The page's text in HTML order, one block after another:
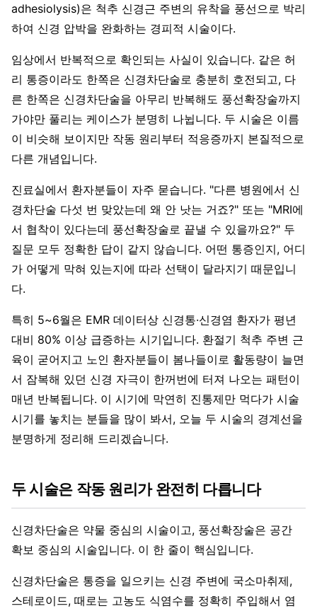
adhesiolysis)은 척추 신경근 주변의 유착을 풍선으로 박리
하여 신경 압박을 완화하는 경피적 시술이다.
임상에서 반복적으로 확인되는 사실이 있습니다. 같은 허
리 통증이라도 한쪽은 신경차단술로 충분히 호전되고, 다
른 한쪽은 신경차단술을 아무리 반복해도 풍선확장술까지
가야만 풀리는 케이스가 분명히 나뉩니다. 두 시술은 이름
이 비슷해 보이지만 작동 원리부터 적응증까지 본질적으로
다른 개념입니다.
진료실에서 환자분들이 자주 묻습니다. "다른 병원에서 신
경차단술 다섯 번 맞았는데 왜 안 낫는 거죠?" 또는 "MRI에
서 협착이 있다는데 풍선확장술로 끝낼 수 있을까요?" 두
질문 모두 정확한 답이 같지 않습니다. 어떤 통증인지, 어디
가 어떻게 막혀 있는지에 따라 선택이 달라지기 때문입니
다.
특히 5~6월은 EMR 데이터상 신경통·신경염 환자가 평년
대비 80% 이상 급증하는 시기입니다. 환절기 척추 주변 근
육이 굳어지고 노인 환자분들이 봄나들이로 활동량이 늘면
서 잠복해 있던 신경 자극이 한꺼번에 터져 나오는 패턴이
매년 반복됩니다. 이 시기에 막연히 진통제만 먹다가 시술
시기를 놓치는 분들을 많이 봐서, 오늘 두 시술의 경계선을
분명하게 정리해 드리겠습니다.
두 시술은 작동 원리가 완전히 다릅니다
신경차단술은 약물 중심의 시술이고, 풍선확장술은 공간
확보 중심의 시술입니다. 이 한 줄이 핵심입니다.
신경차단술은 통증을 일으키는 신경 주변에 국소마취제,
스테로이드, 때로는 고농도 식염수를 정확히 주입해서 염